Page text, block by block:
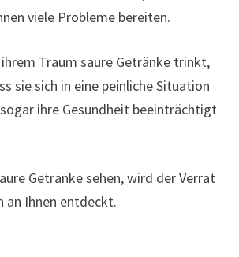
viele Probleme bereiten.
ihrem Traum saure Getränke trinkt,
sie sich in eine peinliche Situation
ihre Gesundheit beeinträchtigt
Getränke sehen, wird der Verrat
an Ihnen entdeckt.